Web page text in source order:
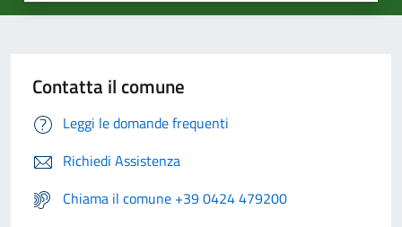
Contatta il comune
Leggi le domande frequenti
Richiedi Assistenza
Chiama il comune +39 0424 479200